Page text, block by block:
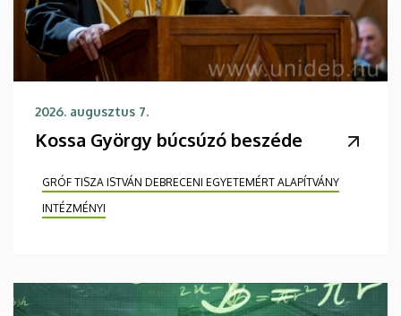
2026. augusztus 7.
Kossa György búcsúzó beszéde
GRÓF TISZA ISTVÁN DEBRECENI EGYETEMÉRT ALAPÍTVÁNY
INTÉZMÉNYI